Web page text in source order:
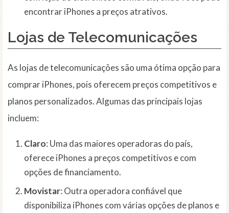
encontrar iPhones a preços atrativos.
Lojas de Telecomunicações
As lojas de telecomunicações são uma ótima opção para
comprar iPhones, pois oferecem preços competitivos e
planos personalizados. Algumas das principais lojas
incluem:
Claro: Uma das maiores operadoras do país,
oferece iPhones a preços competitivos e com
opções de financiamento.
Movistar: Outra operadora confiável que
disponibiliza iPhones com várias opções de planos e